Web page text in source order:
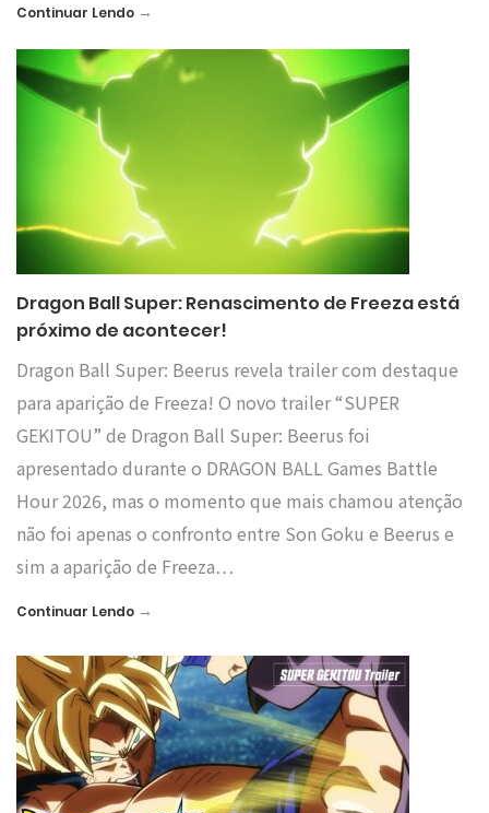
Continuar Lendo →
Dragon Ball Super: Renascimento de Freeza está
próximo de acontecer!
Dragon Ball Super: Beerus revela trailer com destaque
para aparição de Freeza! O novo trailer “SUPER
GEKITOU” de Dragon Ball Super: Beerus foi
apresentado durante o DRAGON BALL Games Battle
Hour 2026, mas o momento que mais chamou atenção
não foi apenas o confronto entre Son Goku e Beerus e
sim a aparição de Freeza…
Continuar Lendo →